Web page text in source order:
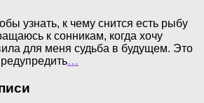
узнать, к чему снится есть рыбу
к сонникам, когда хочу
для меня судьба в будущем. Это
…